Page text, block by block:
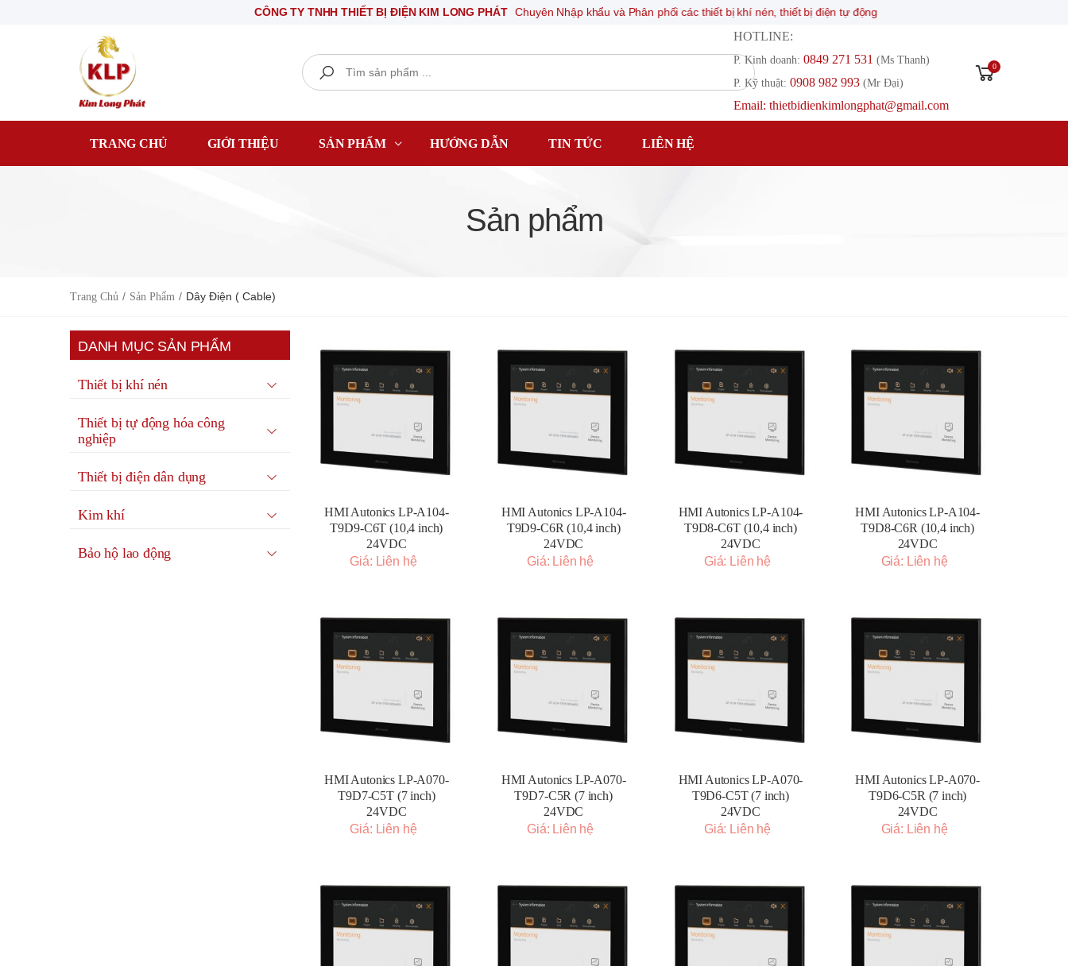
CÔNG TY TNHH THIẾT BỊ ĐIỆN KIM LONG PHÁT Chuyên Nhập khẩu và Phân phối các thiết bị khí nén, thiết bị điện tự động
Search
HOTLINE:
P. Kinh doanh: 0849 271 531 (Ms Thanh)
P. Kỹ thuật: 0908 982 993​ (Mr Đại)
Email: thietbidienkimlongphat@gmail.com
0
TRANG CHỦ GIỚI THIỆU SẢN PHẨM HƯỚNG DẪN TIN TỨC LIÊN HỆ
Sản phẩm
Trang Chủ Sản Phẩm Dây Điện ( Cable)
HMI Autonics LP-A104-
T9D9-C6T (10,4 inch)
24VDC
Giá: Liên hệ
HMI Autonics LP-A104-
T9D9-C6R (10,4 inch)
24VDC
Giá: Liên hệ
HMI Autonics LP-A104-
T9D8-C6T (10,4 inch)
24VDC
Giá: Liên hệ
HMI Autonics LP-A104-
T9D8-C6R (10,4 inch)
24VDC
Giá: Liên hệ
HMI Autonics LP-A070-
T9D7-C5T (7 inch)
24VDC
Giá: Liên hệ
HMI Autonics LP-A070-
T9D7-C5R (7 inch)
24VDC
Giá: Liên hệ
HMI Autonics LP-A070-
T9D6-C5T (7 inch)
24VDC
Giá: Liên hệ
HMI Autonics LP-A070-
T9D6-C5R (7 inch)
24VDC
Giá: Liên hệ
DANH MỤC SẢN PHẨM
Thiết bị khí nén
Thiết bị tự động hóa công
nghiệp
Thiết bị điện dân dụng
Kim khí
Bảo hộ lao động